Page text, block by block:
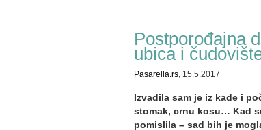
Postporođajna
ubica i
Pasarella.rs, 15.5.2017
Izvadila sam je iz kade i
stomak, crnu kosu… Kad
pomislila – sad bih je